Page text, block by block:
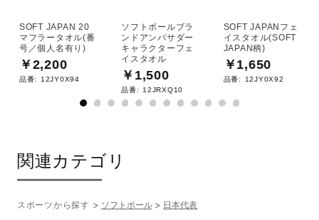
その他
サポート
直営店一覧
取扱店一覧
SOFT JAPAN 20
マフラータオル(番
号／個人名有り)
￥2,200
品番: 12JY0X94
ソフトボールブラ
ンドアンバサダー
キャラクターフェ
イスタオル
￥1,500
品番: 12JRXQ10
SOFT JAPANフェ
イスタオル(SOFT
JAPAN柄)
￥1,650
品番: 12JY0X92
関連カテゴリ
スポーツから探す ソフトボール 日本代表